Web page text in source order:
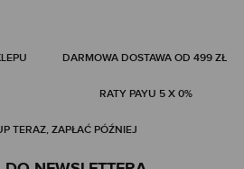
DARMOWA DOSTAWA OD 499 ZŁ
RATY PAYU 5 X 0%
TERAZ, ZAPŁAĆ PÓŹNIEJ